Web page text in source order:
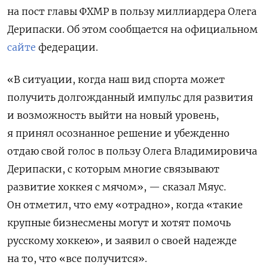
на пост главы ФХМР в пользу миллиардера Олега
Дерипаски. Об этом сообщается на официальном
сайте федерации.
«В ситуации, когда наш вид спорта может
получить долгожданный импульс для развития
и возможность выйти на новый уровень,
я принял осознанное решение и убежденно
отдаю свой голос в пользу Олега Владимировича
Дерипаски, с которым многие связывают
развитие хоккея с мячом», — сказал Мяус.
Он отметил, что ему «отрадно», когда «такие
крупные бизнесмены могут и хотят помочь
русскому хоккею», и заявил о своей надежде
на то, что «все получится».